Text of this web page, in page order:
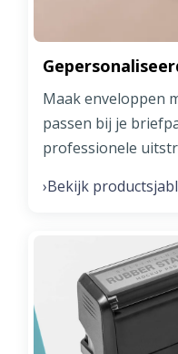
Maak enveloppen
passen bij je
professionele
›Bekijk